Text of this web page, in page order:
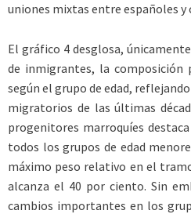
uniones mixtas entre españoles y
El gráfico 4 desglosa,
de inmigrantes, la
según el grupo de edad,
migratorios de las últimas
progenitores marroquíes
todos los grupos de edad
máximo peso relativo en el
alcanza el 40 por ciento. Sin
cambios importantes en los